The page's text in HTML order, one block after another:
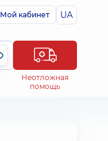
Мой кабинет UA
Неотложная
помощь